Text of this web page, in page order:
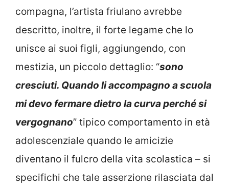
compagna, l’artista friulano avrebbe
descritto, inoltre, il forte legame che lo
unisce ai suoi figli, aggiungendo, con
mestizia, un piccolo dettaglio: “sono
cresciuti. Quando li accompagno a scuola
mi devo fermare dietro la curva perché si
vergognano” tipico comportamento in età
adolescenziale quando le amicizie
diventano il fulcro della vita scolastica – si
specifichi che tale asserzione rilasciata dal